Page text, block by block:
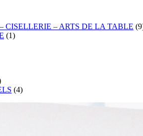
CISELLERIE – ARTS DE LA TABLE
(1)
(4)